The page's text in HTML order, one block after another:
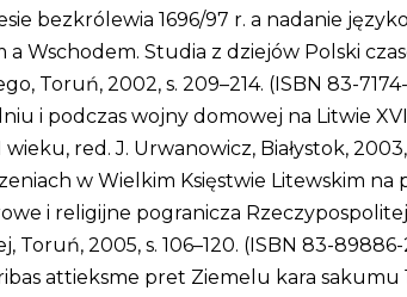
bezkrólewia 1696/97 r. a nadanie
Wschodem. Studia z dziejów Polski
Toruń, 2002, s. 209–214. (ISBN 83-
i podczas wojny domowej na Litwie
red. J. Urwanowicz, Białystok,
w Wielkim Księstwie Litewskim na
i religijne pogranicza
Toruń, 2005, s. 106–120. (ISBN 83-89886-
attieksme pret Ziemelu kara sakumu